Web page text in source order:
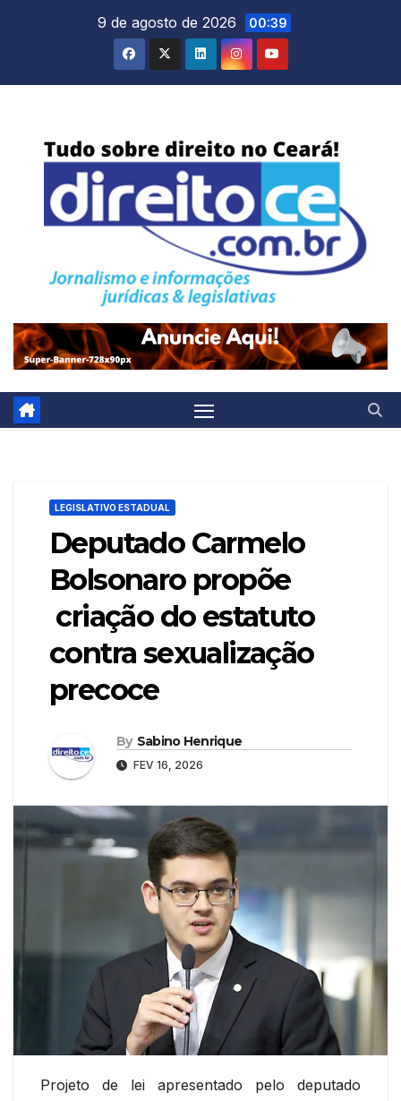
9 de agosto de 2026 00:39
LEGISLATIVO ESTADUAL
Deputado Carmelo
Bolsonaro propõe
criação do estatuto
contra sexualização
precoce
By Sabino Henrique
FEV 16, 2026
Projeto de lei apresentado pelo deputado